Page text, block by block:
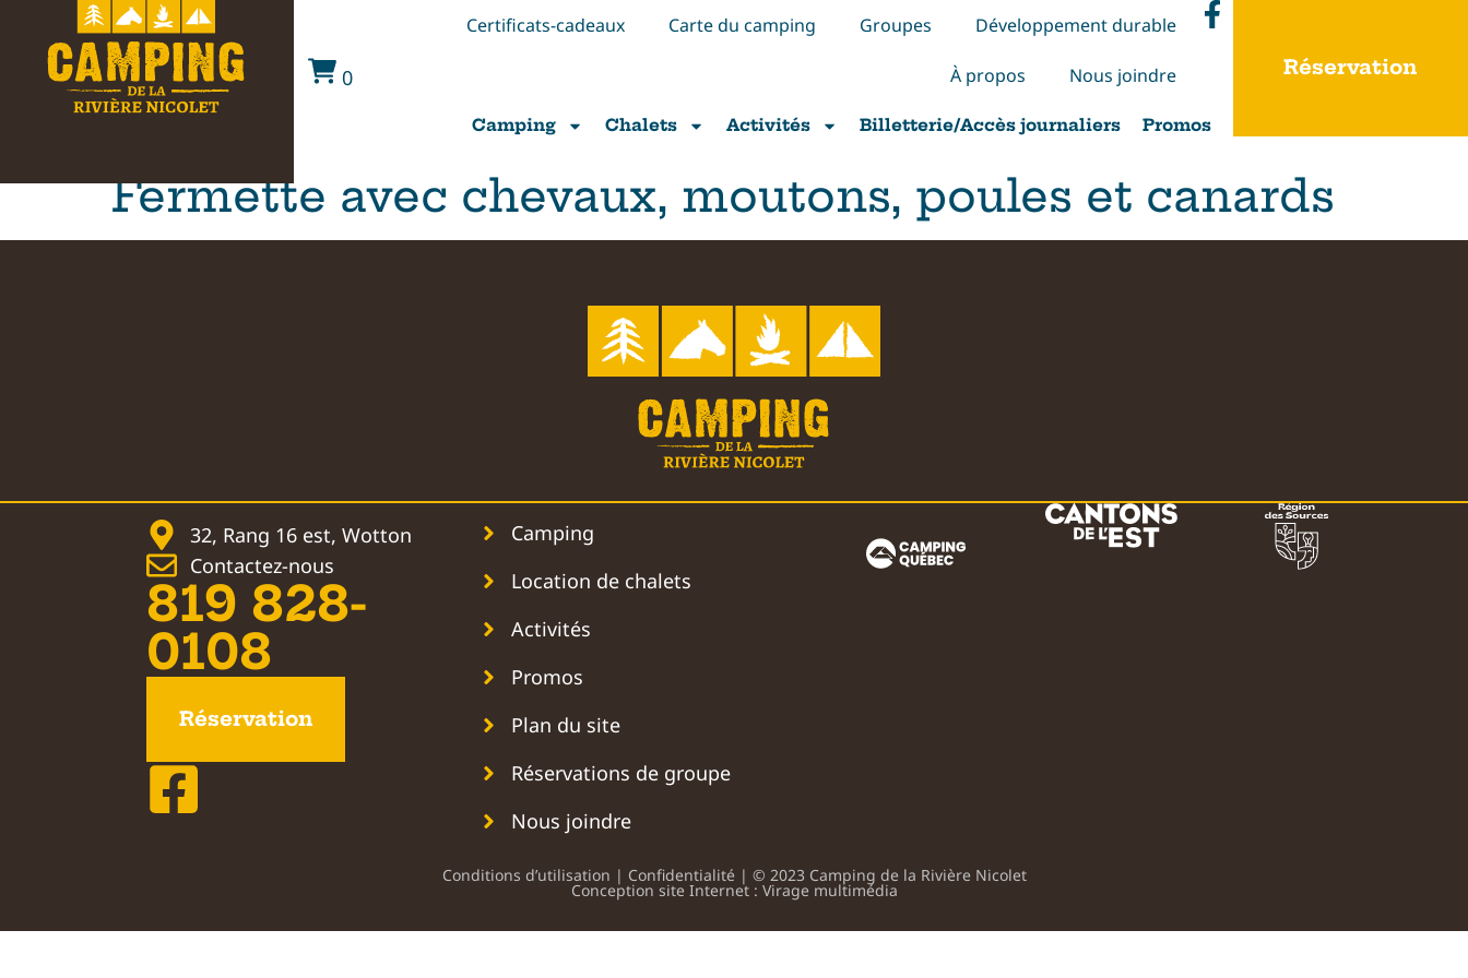
0
Certificats-cadeaux Carte du camping Groupes Développement durable
À propos Nous joindre
Camping Chalets Activités Billetterie/Accès journaliers Promos
Réservation
Fermette avec chevaux, moutons, poules et canards
32, Rang 16 est, Wotton
Contactez-nous
819 828-
0108
Réservation
Camping
Location de chalets
Activités
Promos
Plan du site
Réservations de groupe
Nous joindre
Conditions d’utilisation | Confidentialité| © 2023 Camping de la Rivière Nicolet
Conception site Internet : Virage multimédia